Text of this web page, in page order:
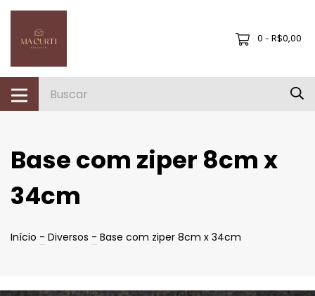
0 - R$0,00
Base com ziper 8cm x
34cm
Início - Diversos - Base com ziper 8cm x 34cm